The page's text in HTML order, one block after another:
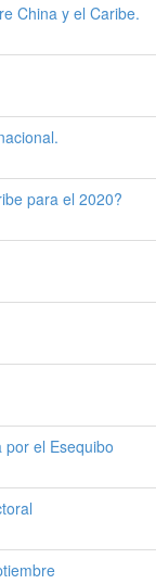
China y el Caribe.
para el 2020?
el Esequibo